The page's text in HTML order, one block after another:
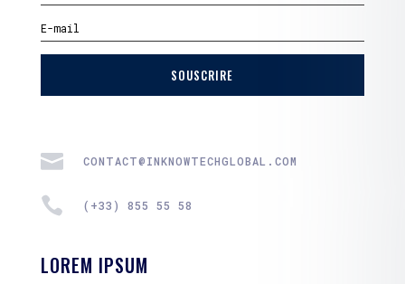
SOUSCRIRE
 CONTACT@INKNOWTECHGLOBAL.COM
 (+33) 855 55 58
LOREM IPSUM